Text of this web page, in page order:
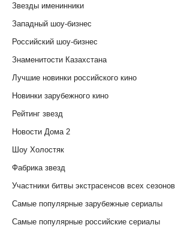
Звезды именинники
Западный шоу-бизнес
Российский шоу-бизнес
Знаменитости Казахстана
Лучшие новинки российского кино
Новинки зарубежного кино
Рейтинг звезд
Новости Дома 2
Шоу Холостяк
Фабрика звезд
Участники битвы экстрасенсов всех сезонов
Самые популярные зарубежные сериалы
Самые популярные российские сериалы